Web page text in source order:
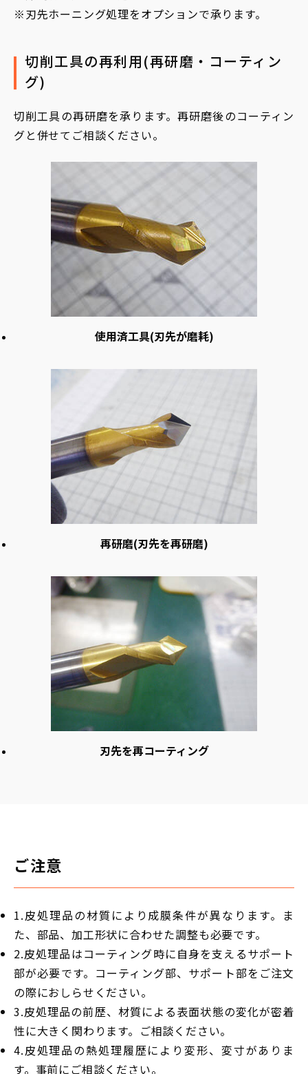
※刃先ホーニング処理をオプションで承ります。
切削工具の再利用(再研磨・コーティン
グ)
切削工具の再研磨を承ります。再研磨後のコーティン
グと併せてご相談ください。
使用済工具(刃先が磨耗)
再研磨(刃先を再研磨)
刃先を再コーティング
ご注意
1.皮処理品の材質により成膜条件が異なります。ま
た、部品、加工形状に合わせた調整も必要です。
2.皮処理品はコーティング時に自身を支えるサポート
部が必要です。コーティング部、サポート部をご注文
の際におしらせください。
3.皮処理品の前歴、材質による表面状態の変化が密着
性に大きく関わります。ご相談ください。
4.皮処理品の熱処理履歴により変形、変寸がありま
す。事前にご相談ください。